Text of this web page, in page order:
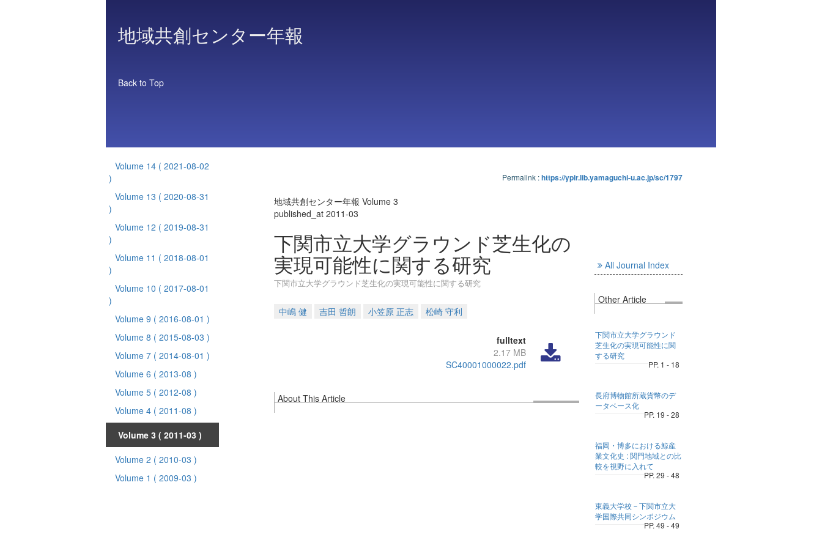
地域共創センター年報
Back to Top
Volume 14 ( 2021-08-02
)
Volume 13 ( 2020-08-31
)
Volume 12 ( 2019-08-31
)
Volume 11 ( 2018-08-01
)
Volume 10 ( 2017-08-01
)
Volume 9 ( 2016-08-01 )
Volume 8 ( 2015-08-03 )
Volume 7 ( 2014-08-01 )
Volume 6 ( 2013-08 )
Volume 5 ( 2012-08 )
Volume 4 ( 2011-08 )
Volume 3 ( 2011-03 )
Volume 2 ( 2010-03 )
Volume 1 ( 2009-03 )
Permalink :https://ypir.lib.yamaguchi-u.ac.jp/sc/1797
地域共創センター年報 Volume 3
published_at 2011-03
下関市立大学グラウンド芝生化の
実現可能性に関する研究
下関市立大学グラウンド芝生化の実現可能性に関する研究
中嶋 健 吉田 哲朗 小笠原 正志 松崎 守利
fulltext
2.17 MB
SC40001000022.pdf
About This Article
All Journal Index
Other Article
下関市立大学グラウンド
芝生化の実現可能性に関
する研究
PP. 1 - 18
長府博物館所蔵貨幣のデ
ータベース化
PP. 19 - 28
福岡・博多における鯨産
業文化史 : 関門地域との比
較を視野に入れて
PP. 29 - 48
東義大学校－下関市立大
学国際共同シンポジウム
PP. 49 - 49